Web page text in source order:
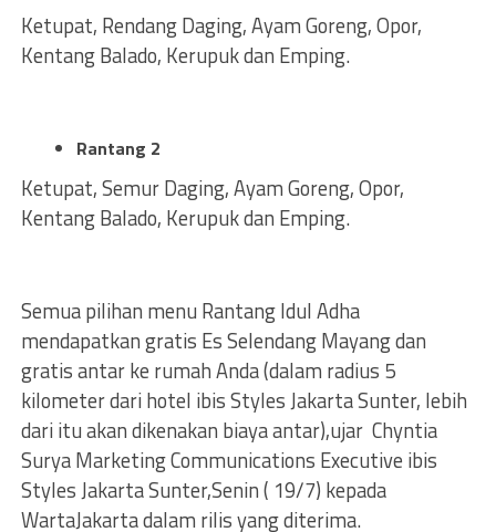
Ketupat, Rendang Daging, Ayam Goreng, Opor,
Kentang Balado, Kerupuk dan Emping.
Rantang 2
Ketupat, Semur Daging, Ayam Goreng, Opor,
Kentang Balado, Kerupuk dan Emping.
Semua pilihan menu Rantang Idul Adha
mendapatkan gratis Es Selendang Mayang dan
gratis antar ke rumah Anda (dalam radius 5
kilometer dari hotel ibis Styles Jakarta Sunter, lebih
dari itu akan dikenakan biaya antar),ujar Chyntia
Surya Marketing Communications Executive ibis
Styles Jakarta Sunter,Senin ( 19/7) kepada
WartaJakarta dalam rilis yang diterima.